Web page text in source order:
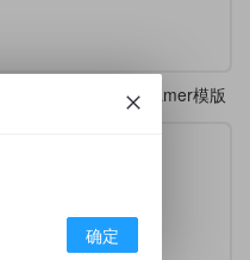
中国地质大学(北京)beamer模版
确定